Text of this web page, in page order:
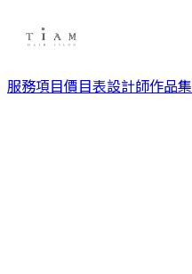
服務項目價目表設計師作品集